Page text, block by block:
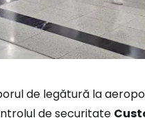
de legătură la
de securitate